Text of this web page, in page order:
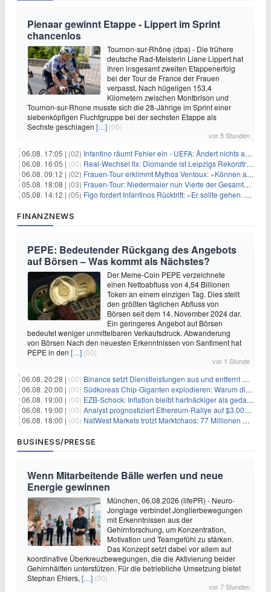
Pienaar gewinnt Etappe - Lippert im Sprint
chancenlos
Tournon-sur-Rhône (dpa) - Die frühere
deutsche Rad-Meisterin Liane Lippert hat
ihren insgesamt zweiten Etappenerfolg
bei der Tour de France der Frauen
verpasst. Nach hügeligen 153,4
Kilometern zwischen Montbrison und
Tournon-sur-Rhone musste sich die 28-Jährige im Sprint einer
siebenköpfigen Fluchtgruppe bei der sechsten Etappe als
Sechste geschlagen […] (00)
vor 5 Stunden
06.08. 17:05 | (02) Infantino räumt Fehler ein - UEFA: Ändert nichts an Boykott
06.08. 16:05 | (00) Real-Wechsel fix: Diomande ist Leipzigs Rekordtransfer
06.08. 09:12 | (02) Frauen-Tour erklimmt Mythos Ventoux: «Können alles schaffen»
05.08. 18:08 | (03) Frauen-Tour: Niedermaier nun Vierte der Gesamtwertung
05.08. 14:12 | (05) Figo fordert Infantinos Rücktritt: «Er sollte gehen. Jetzt»
FINANZNEWS
PEPE: Bedeutender Rückgang des Angebots
auf Börsen – Was kommt als Nächstes?
Der Meme-Coin PEPE verzeichnete
einen Nettoabfluss von 4,54 Billionen
Token an einem einzigen Tag. Dies stellt
den größten täglichen Abfluss von
Börsen seit dem 14. November 2024 dar.
Ein geringeres Angebot auf Börsen
bedeutet weniger unmittelbaren Verkaufsdruck. Abwanderung
von Börsen Nach den neuesten Erkenntnissen von Santiment hat
PEPE in den […] (00)
vor 1 Stunde
06.08. 20:28 | (00) Binance setzt Dienstleistungen aus und entfernt mehrere Krypto-Paare: Wer ist betroffen?
06.08. 20:00 | (00) Südkoreas Chip-Giganten explodieren: Warum dieser Rekord-Tag die KI-Branche erschüttert
06.08. 19:00 | (00) EZB-Schock: Inflation bleibt hartnäckiger als gedacht – 2027 wird zum kritischen Test
06.08. 19:00 | (00) Analyst prognostiziert Ethereum-Rallye auf $3.000 nach entscheidendem On-Chain-Ausbruch
06.08. 18:00 | (00) NatWest Markets trotzt Marktchaos: 77 Millionen Pfund Gewinn im ersten Halbjahr
BUSINESS/PRESSE
Wenn Mitarbeitende Bälle werfen und neue
Energie gewinnen
München, 06.08.2026 (lifePR) - Neuro-
Jonglage verbindet Jonglierbewegungen
mit Erkenntnissen aus der
Gehirnforschung, um Konzentration,
Motivation und Teamgefühl zu stärken.
Das Konzept setzt dabei vor allem auf
koordinative Überkreuzbewegungen, die die Aktivierung beider
Gehirnhälften unterstützen. Für die betriebliche Umsetzung bietet
Stephan Ehlers, […] (00)
vor 7 Stunden